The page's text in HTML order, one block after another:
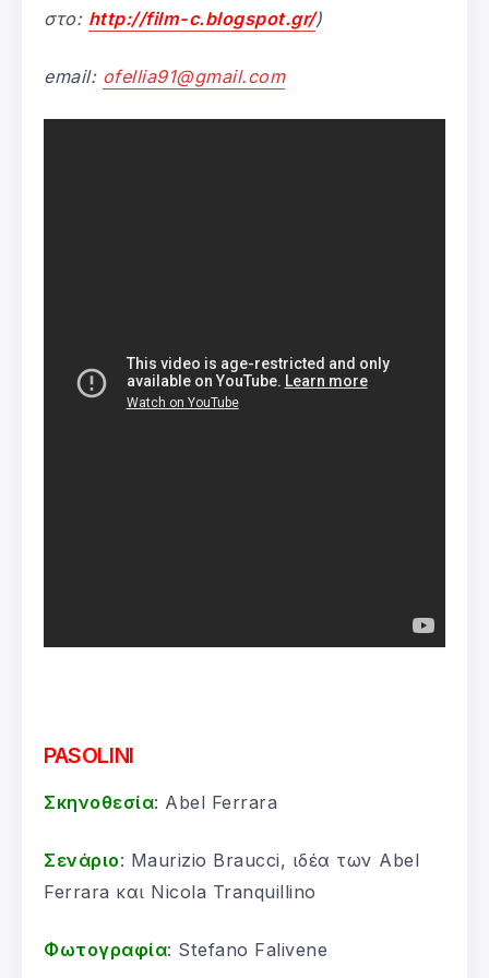
στο: http://film-c.blogspot.gr/)
email: ofellia91@gmail.com
PASOLINI
Σκηνοθεσία: Abel Ferrara
Σενάριο: Maurizio Braucci, ιδέα των Abel
Ferrara και Nicola Tranquillino
Φωτογραφία: Stefano Falivene